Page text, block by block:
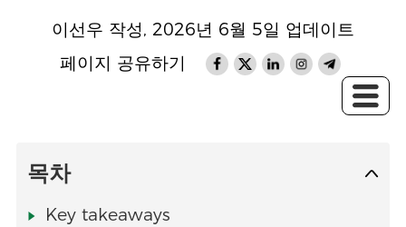
이선우 작성, 2026년 6월 5일 업데이트
페이지 공유하기
목차
Key takeaways